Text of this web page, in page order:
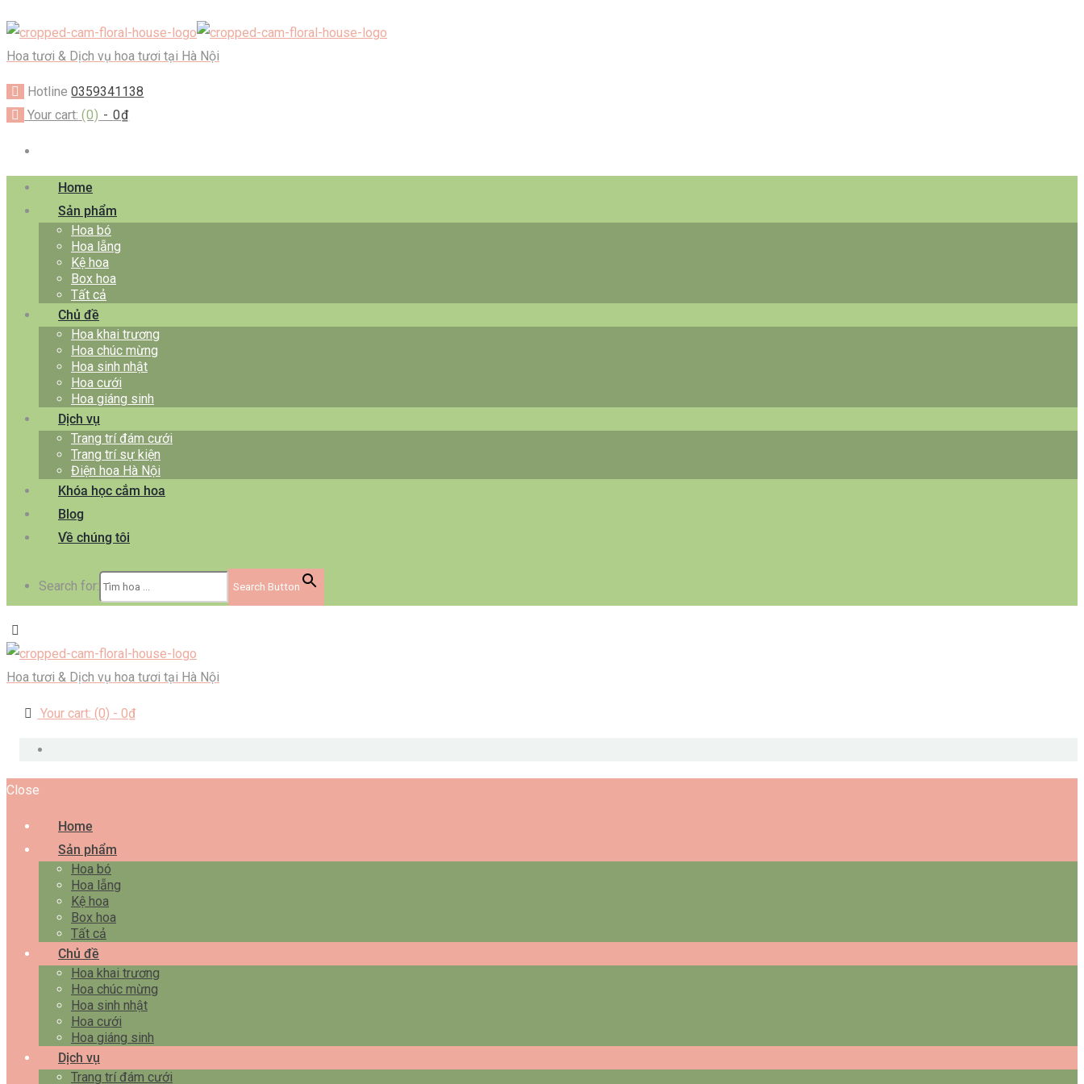
Hoa tươi & Dịch vụ hoa tươi tại Hà Nội
Hotline 0359341138
Your cart: (0) -0₫
Home
Sản phẩm
Hoa bó
Hoa lẵng
Kệ hoa
Box hoa
Tất cả
Chủ đề
Hoa khai trương
Hoa chúc mừng
Hoa sinh nhật
Hoa cưới
Hoa giáng sinh
Dịch vụ
Trang trí đám cưới
Trang trí sự kiện
Điện hoa Hà Nội
Khóa học cắm hoa
Blog
Về chúng tôi
Search for: Search Button
Hoa tươi & Dịch vụ hoa tươi tại Hà Nội
Your cart: (0) -0₫
Close
Home
Sản phẩm
Hoa bó
Hoa lẵng
Kệ hoa
Box hoa
Tất cả
Chủ đề
Hoa khai trương
Hoa chúc mừng
Hoa sinh nhật
Hoa cưới
Hoa giáng sinh
Dịch vụ
Trang trí đám cưới